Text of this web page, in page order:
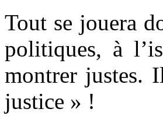
Tout se jouera
politiques, à
montrer justes.
justice » !